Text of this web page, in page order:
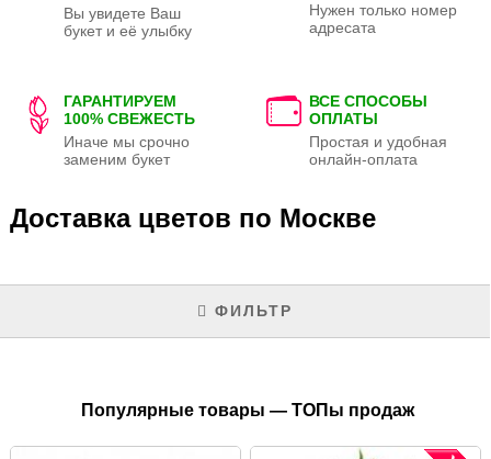
Вы увидете Ваш
букет и её улыбку
Нужен только номер
адресата
ГАРАНТИРУЕМ
100% СВЕЖЕСТЬ
Иначе мы срочно
заменим букет
ВСЕ СПОСОБЫ
ОПЛАТЫ
Простая и удобная
онлайн-оплата
Доставка цветов по Москве
ФИЛЬТР
Популярные товары — ТОПы продаж